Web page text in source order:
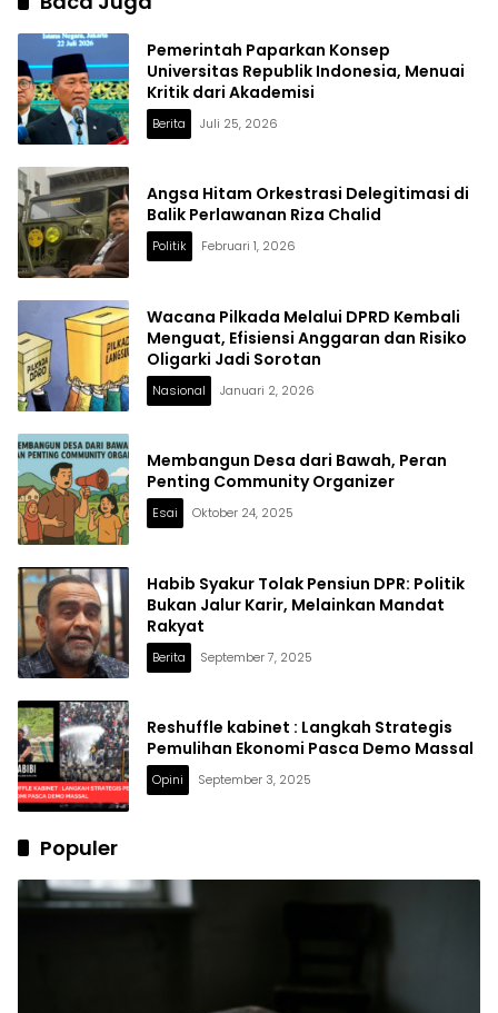
Pemerintah Paparkan Konsep
Universitas Republik Indonesia, Menuai
Kritik dari Akademisi
Berita Juli 25, 2026
Angsa Hitam Orkestrasi Delegitimasi di
Balik Perlawanan Riza Chalid
Politik Februari 1, 2026
Wacana Pilkada Melalui DPRD Kembali
Menguat, Efisiensi Anggaran dan Risiko
Oligarki Jadi Sorotan
Nasional Januari 2, 2026
Membangun Desa dari Bawah, Peran
Penting Community Organizer
Esai Oktober 24, 2025
Habib Syakur Tolak Pensiun DPR: Politik
Bukan Jalur Karir, Melainkan Mandat
Rakyat
Berita September 7, 2025
Reshuffle kabinet : Langkah Strategis
Pemulihan Ekonomi Pasca Demo Massal
Opini September 3, 2025
Populer